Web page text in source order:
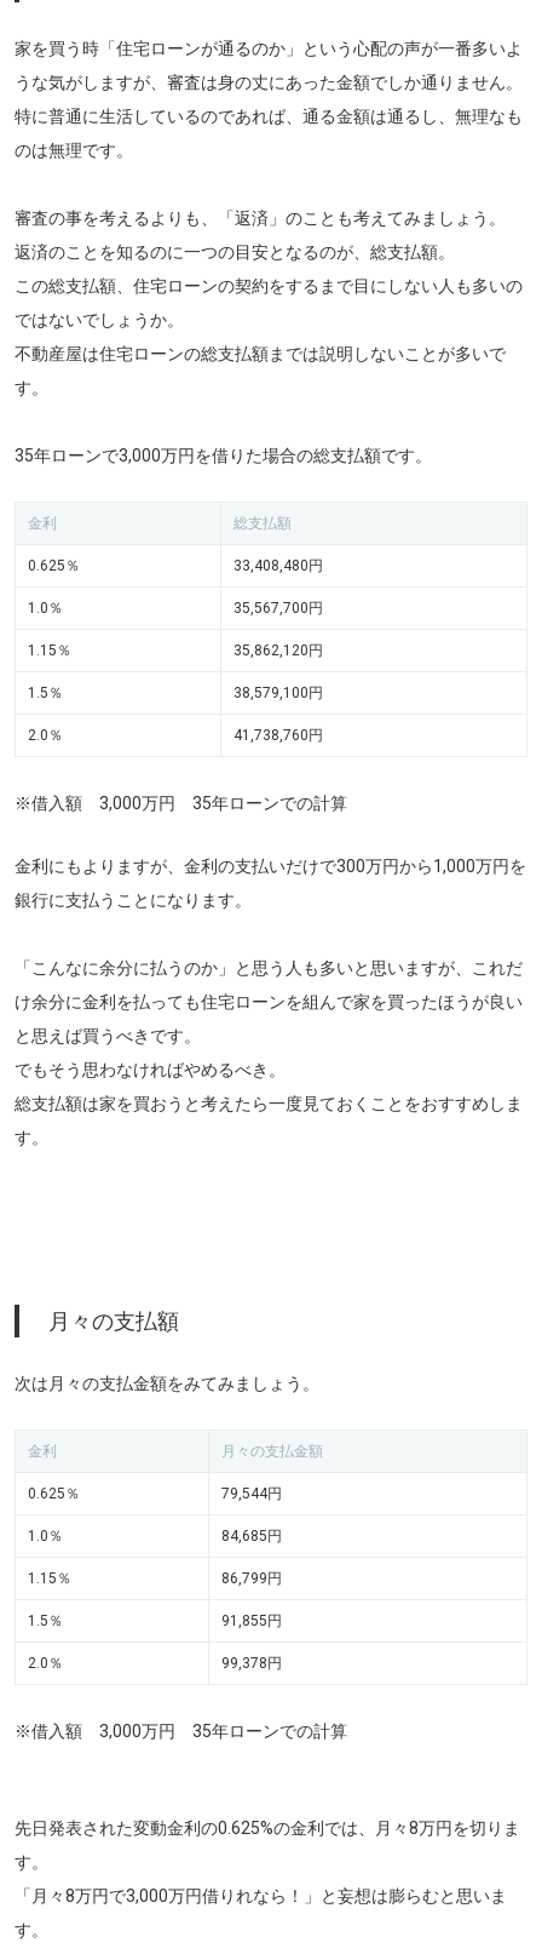
家を買う時「住宅ローンが通るのか」という心配の声が一番多いよ
うな気がしますが、審査は身の丈にあった金額でしか通りません。
特に普通に生活しているのであれば、通る金額は通るし、無理なも
のは無理です。
審査の事を考えるよりも、「返済」のことも考えてみましょう。
返済のことを知るのに一つの目安となるのが、総支払額。
この総支払額、住宅ローンの契約をするまで目にしない人も多いの
ではないでしょうか。
不動産屋は住宅ローンの総支払額までは説明しないことが多いで
す。
35年ローンで3,000万円を借りた場合の総支払額です。
金利 総支払額
0.625％ 33,408,480円
1.0％ 35,567,700円
1.15％ 35,862,120円
1.5％ 38,579,100円
2.0％ 41,738,760円
※借入額 3,000万円 35年ローンでの計算
金利にもよりますが、金利の支払いだけで300万円から1,000万円を
銀行に支払うことになります。
「こんなに余分に払うのか」と思う人も多いと思いますが、これだ
け余分に金利を払っても住宅ローンを組んで家を買ったほうが良い
と思えば買うべきです。
でもそう思わなければやめるべき。
総支払額は家を買おうと考えたら一度見ておくことをおすすめしま
す。
月々の支払額
次は月々の支払金額をみてみましょう。
金利 月々の支払金額
0.625％ 79,544円
1.0％ 84,685円
1.15％ 86,799円
1.5％ 91,855円
2.0％ 99,378円
※借入額 3,000万円 35年ローンでの計算
先日発表された変動金利の0.625%の金利では、月々8万円を切りま
す。
「月々8万円で3,000万円借りれなら！」と妄想は膨らむと思いま
す。